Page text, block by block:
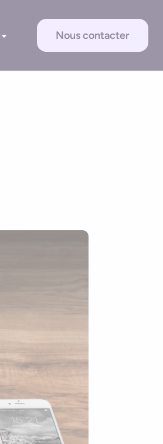
Nous contacter